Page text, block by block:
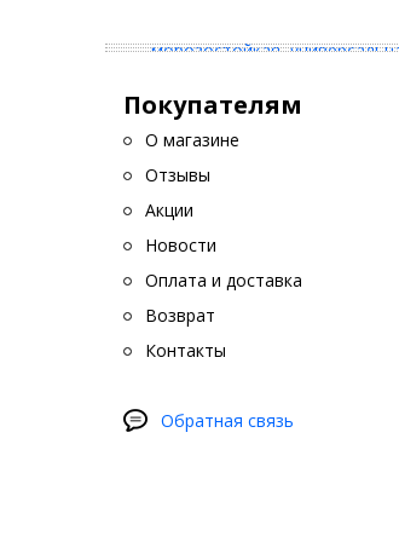
Покупателям
О магазине
Отзывы
Акции
Новости
Оплата и доставка
Возврат
Контакты
Обратная связь